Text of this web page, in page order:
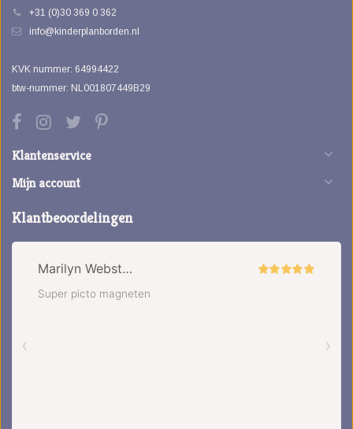
+31 (0)30 369 0 362
info@kinderplanborden.nl
KVK nummer: 64994422
btw-nummer: NL001807449B29
Klantenservice
Mijn account
Klantbeoordelingen